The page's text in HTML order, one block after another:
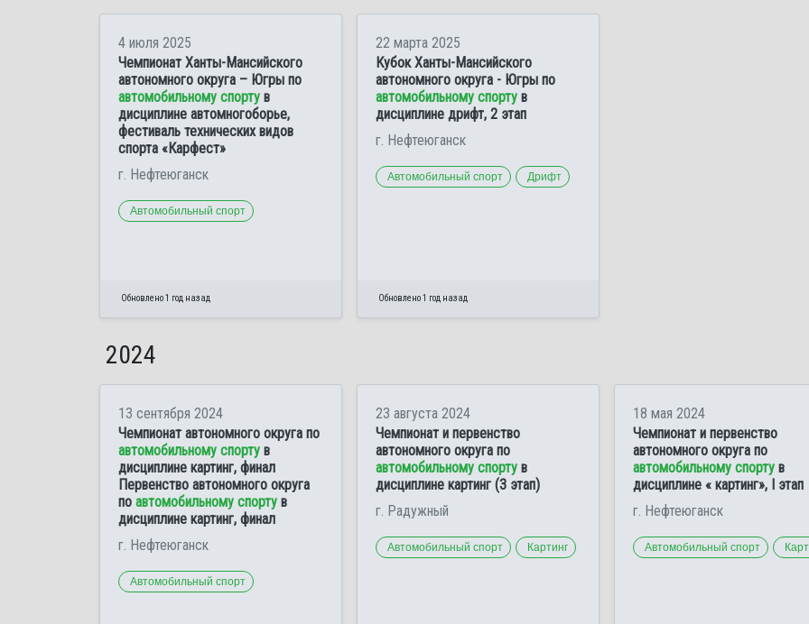
4 июля 2025
Чемпионат Ханты-Мансийского
автономного округа – Югры по
автомобильному спорту в
дисциплине автомногоборье,
фестиваль технических видов
спорта «Карфест»
г. Нефтеюганск
Автомобильный спорт
Обновлено 1 год назад
22 марта 2025
Кубок Ханты-Мансийского
автономного округа - Югры по
автомобильному спорту в
дисциплине дрифт, 2 этап
г. Нефтеюганск
Автомобильный спорт Дрифт
Обновлено 1 год назад
2024
13 сентября 2024
Чемпионат автономного округа по
автомобильному спорту в
дисциплине картинг, финал
Первенство автономного округа
по автомобильному спорту в
дисциплине картинг, финал
г. Нефтеюганск
Автомобильный спорт
23 августа 2024
Чемпионат и первенство
автономного округа по
автомобильному спорту в
дисциплине картинг (3 этап)
г. Радужный
Автомобильный спорт Картинг
18 мая 2024
Чемпионат и первенство
автономного округа по
автомобильному спорту в
дисциплине « картинг», I этап
г. Нефтеюганск
Автомобильный спорт